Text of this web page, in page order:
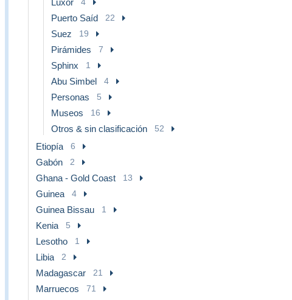
Puerto Saíd 22
Suez 19
Pirámides 7
Sphinx 1
Abu Simbel 4
Personas 5
Museos 16
Otros & sin clasificación 52
Etiopía 6
Gabón 2
Ghana - Gold Coast 13
Guinea 4
Guinea Bissau 1
Kenia 5
Lesotho 1
Libia 2
Madagascar 21
Marruecos 71